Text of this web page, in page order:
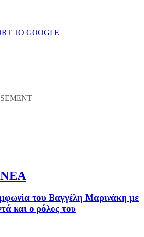
TO GOOGLE
του Βαγγέλη Μαρινάκη με
και ο ρόλος του